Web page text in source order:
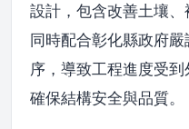
設計，包含改善土壤、
同時配合彰化縣政府
序，導致工程進度受
確保結構安全與品質。